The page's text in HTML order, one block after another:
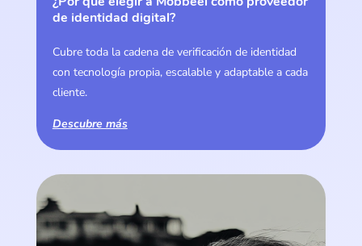
de identidad digital?
Cubre toda la cadena de verificación de identidad
con tecnología propia, escalable y adaptable a cada
cliente.
Descubre más